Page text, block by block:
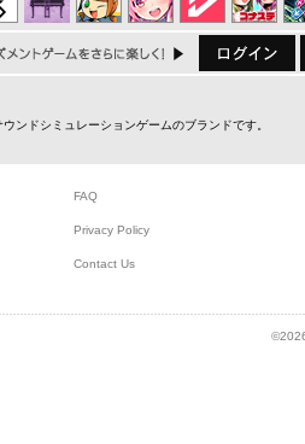
ンドシミュレーションゲームのブランドです。
FAQ
Privacy Policy
Contact Us